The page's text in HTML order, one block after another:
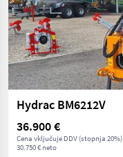
Hydrac BM6212V
36.900 €
Cena vključuje DDV (stopnja 20%)
30.750 € neto